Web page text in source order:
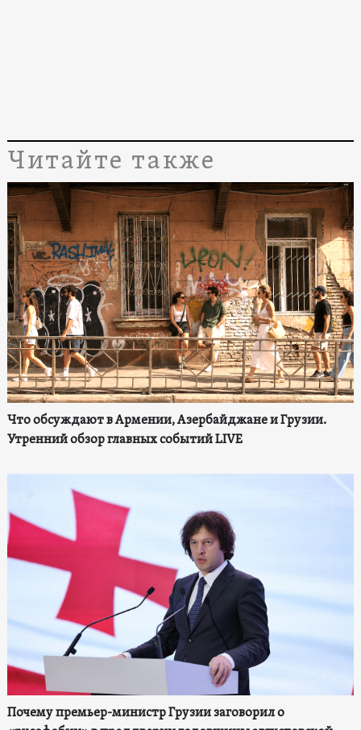
Читайте также
Что обсуждают в Армении, Азербайджане и Грузии.
Утренний обзор главных событий LIVE
Почему премьер-министр Грузии заговорил о